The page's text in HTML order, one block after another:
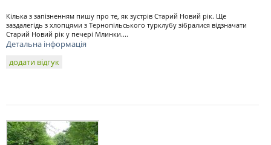
Кілька з запізненням пишу про те, як зустрів Старий Новий рік. Ще
заздалегідь з хлопцями з Тернопільського турклубу зібралися відзначати
Старий Новий рік у печері Млинки....
Детальна інформація
додати відгук